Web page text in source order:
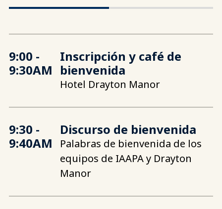
9:00 -
9:30AM
Inscripción y café de
bienvenida
Hotel Drayton Manor
9:30 -
9:40AM
Discurso de bienvenida
Palabras de bienvenida de los
equipos de IAAPA y Drayton
Manor